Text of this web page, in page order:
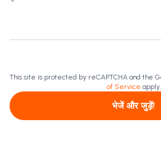
This site is protected by reCAPTCHA and the
of Service apply.
भेजें और जुड़ें!